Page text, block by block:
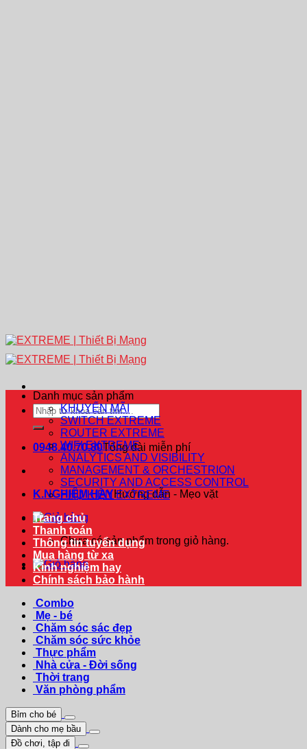
Tìm
kiếm:
0948.40.70.80Tổng đài miễn phí
K.NGHIỆM HAYHướng dẫn - Mẹo vặt
Chưa có sản phẩm trong giỏ hàng.
Danh mục sản phẩm
KHUYẾN MÃI
SWITCH EXTREME
ROUTER EXTREME
WIFI EXTREME
ANALYTICS AND VISIBILITY
MANAGEMENT & ORCHESTRION
SECURITY AND ACCESS CONTROL
PHỤ KIỆN EXTREME
Trang chủ
Thanh toán
Thông tin tuyển dụng
Mua hàng từ xa
Kinh nghiệm hay
Chính sách bảo hành
Combo
Mẹ - bé
Chăm sóc sác đẹp
Chăm sóc sức khỏe
Thực phẩm
Nhà cửa - Đời sống
Thời trang
Văn phòng phẩm
Bỉm cho bé
Dành cho mẹ bầu
Đồ chơi, tập đi